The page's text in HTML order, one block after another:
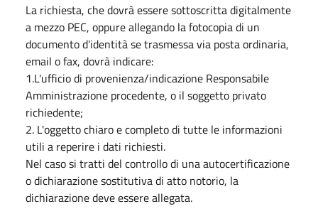
La richiesta, che dovrà essere sottoscritta digitalmente
a mezzo PEC, oppure allegando la fotocopia di un
documento d'identità se trasmessa via posta ordinaria,
email o fax, dovrà indicare:
1.L'ufficio di provenienza/indicazione Responsabile
Amministrazione procedente, o il soggetto privato
richiedente;
2. L'oggetto chiaro e completo di tutte le informazioni
utili a reperire i dati richiesti.
Nel caso si tratti del controllo di una autocertificazione
o dichiarazione sostitutiva di atto notorio, la
dichiarazione deve essere allegata.